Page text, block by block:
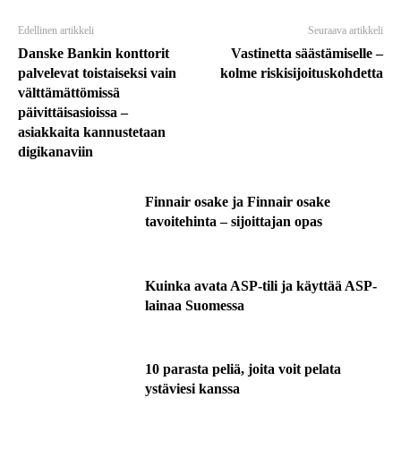
Edellinen artikkeli
Danske Bankin konttorit
palvelevat toistaiseksi vain
välttämättömissä
päivittäisasioissa –
asiakkaita kannustetaan
digikanaviin
Seuraava artikkeli
Vastinetta säästämiselle –
kolme riskisijoituskohdetta
Finnair osake ja Finnair osake
tavoitehinta – sijoittajan opas
Kuinka avata ASP-tili ja käyttää ASP-
lainaa Suomessa
10 parasta peliä, joita voit pelata
ystäviesi kanssa